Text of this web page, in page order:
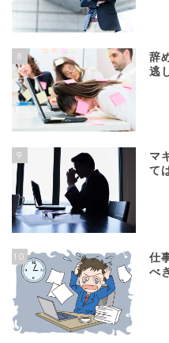
8
辞
逃
9
マ
て
10
仕
べ